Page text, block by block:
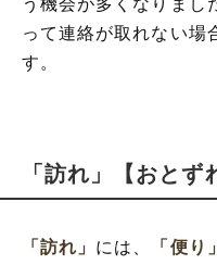
って連絡が取れない場
す。
「訪れ」【おとず
「訪れ」 には、 「便り」